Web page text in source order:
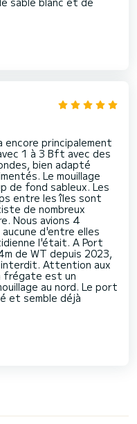
principalement
1 à 3 Bft avec des
bien adapté
Le mouillage
de fond sableux. Les
entre les îles sont
de nombreux
Nous avions 4
d'entre elles
l'était. A Port
de WT depuis 2023,
interdit. Attention aux
frégate est un
au nord. Le port
et semble déjà